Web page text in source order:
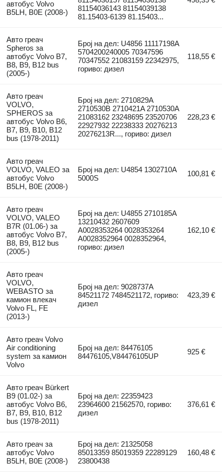
автобус Volvo
B5LH, B0E (2008-)
81154036143 81154039138
81.15403-6139 81.15403...
Авто греач
Spheros за
автобус Volvo B7,
B8, B9, B12 bus
(2005-)
Број на дел: U4856 11117198A
5704200240005 70347596
70347552 21083159 22342975,
гориво: дизел
118,55 €
Авто греач
VOLVO,
SPHEROS за
автобус Volvo B6,
B7, B9, B10, B12
bus (1978-2011)
Број на дел: 2710829A
2710530B 2710421A 2710530A
21083162 23248695 23520706
22927932 22238333 20276213
20276213R..., гориво: дизел
228,23 €
Авто греач
VOLVO, VALEO за
автобус Volvo
B5LH, B0E (2008-)
Број на дел: U4854 1302710A
5000S
100,81 €
Авто греач
VOLVO, VALEO
B7R (01.06-) за
автобус Volvo B7,
B8, B9, B12 bus
(2005-)
Број на дел: U4855 2710185A
13210432 2607609
A0028353264 0028353264
A0028352964 0028352964,
гориво: дизел
162,10 €
Авто греач
VOLVO,
WEBASTO за
камион влекач
Volvo FL, FE
(2013-)
Број на дел: 9028737A
84521172 7484521172, гориво:
дизел
423,39 €
Авто греач Volvo
Air conditioning
system за камион
Volvo
Број на дел: 84476105
84476105,V84476105UP
925 €
Авто греач Bürkert
B9 (01.02-) за
автобус Volvo B6,
B7, B9, B10, B12
bus (1978-2011)
Број на дел: 22359423
23964600 21562570, гориво:
дизел
376,61 €
Авто греач за
автобус Volvo
B5LH, B0E (2008-)
Број на дел: 21325058
85013359 85019359 22289129
23800438
160,48 €